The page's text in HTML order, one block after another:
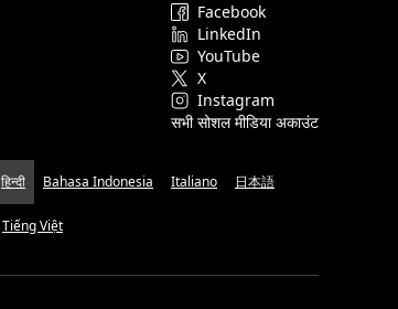
Facebook
LinkedIn
YouTube
X
Instagram
सभी सोशल मीडिया अकाउंट
हिन्दी Bahasa Indonesia Italiano 日本語
Tiếng Việt